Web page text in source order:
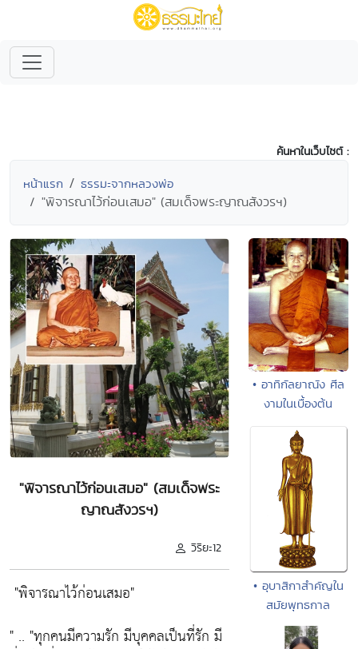
ค้นหาในเว็บไซต์ :
หน้าแรก ธรรมะจากหลวงพ่อ
"พิจารณาไว้ก่อนเสมอ" (สมเด็จพระญาณสังวรฯ)
"พิจารณาไว้ก่อนเสมอ" (สมเด็จพระ
ญาณสังวรฯ)
วิริยะ12
"พิจารณาไว้ก่อนเสมอ"
" .. "ทุกคนมีความรัก มีบุคคลเป็นที่รัก มี
• อาทิกัลยาณัง ศีล
งามในเบื้องต้น
• อุบาสิกาสำคัญใน
สมัยพุทธกาล